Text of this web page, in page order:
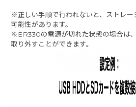
※正しい手順で行われないと、ストレー
可能性があります。
※ER330の電源が切れた状態の場合は
取り外すことができます。